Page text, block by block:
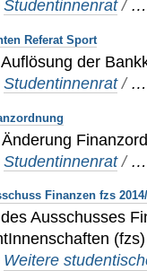
Studentinnenrat /
Referat Sport
der
Studentinnenrat /
Studentinnenrat /
Finanzen fzs
Ausschusses
Weitere